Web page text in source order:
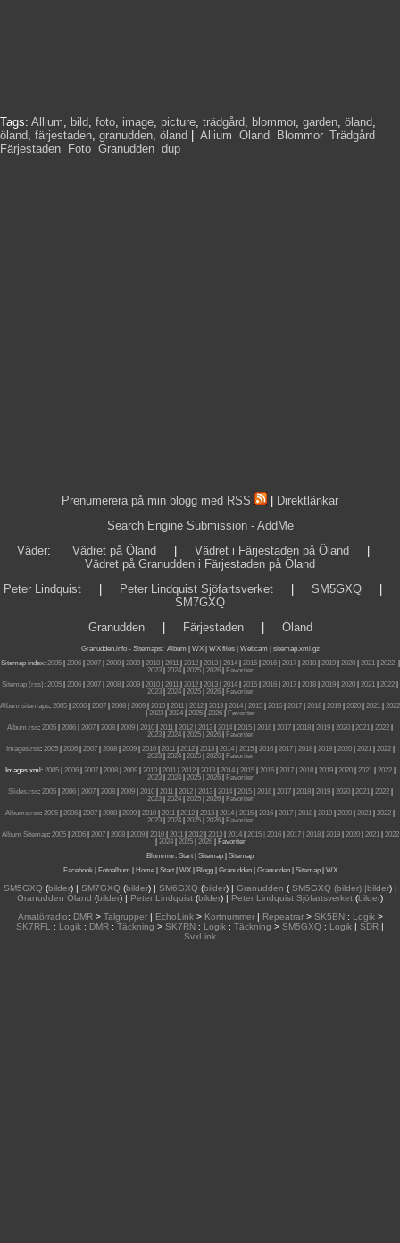
Tags: Allium, bild, foto, image, picture, trädgård, blommor, garden, öland,
öland, färjestaden, granudden, öland Allium Öland Blommor, Trädgård
Färjestaden
Foto Granudden dup
Prenumerera på min blogg med RSS
Direktlänkar
Search Engine Submission - AddMe
Väder: Vädret på Öland Vädret i Färjestaden på Öland
Vädret på Granudden i Färjestaden på Öland
Peter Lindquist
Peter Lindquist Sjöfartsverket SM5GXQ
SM7GXQ
Granudden| Färjestaden| Öland
Granudden.info- Sitemaps: Album WX WX files | Webcam |
sitemap.xml.gz
Sitemap index: 2005| 2006| 2007| 2008| 2009| 2010| 2011| 2012| 2013| 2014| 2015| 2016| 2017| 2018| 2019| 2020| 2021| 2022|
2023| 2024| 2025| 2026|
Favoriter
Sitemap (rss): 2005 2006 2007 2008 2009 2010 2011 2012 2013 2014 2015 2016 2017 2018 2019 2020 2021 2022
2023| 2024| 2025| 2026|
Favoriter
Album sitemaps: 2005 2006 2007 2008 2009 2010 2011 2012 2013 2014 2015 2016 2017 2018 2019 2020 2021
2022
2023| 2024| 2025| 2026|
Favoriter
Album.rss: 2005 2006 2007 2008 2009 2010 2011 2012 2013 2014 2015 2016 2017 2018 2019 2020 2021 2022
2023| 2024| 2025| 2026|
Favoriter
Images.rss: 2005| 2006| 2007| 2008| 2009| 2010| 2011| 2012| 2013| 2014| 2015| 2016| 2017| 2018| 2019| 2020| 2021| 2022|
2023| 2024| 2025| 2026|
Favoriter
Images.xml: 2005| 2006| 2007| 2008| 2009| 2010| 2011| 2012| 2013| 2014| 2015| 2016| 2017| 2018| 2019| 2020| 2021| 2022|
2023| 2024| 2025| 2026|
Favoriter
Slides.rss: 2005| 2006| 2007| 2008| 2009| 2010| 2011| 2012| 2013| 2014| 2015| 2016| 2017| 2018| 2019| 2020| 2021| 2022|
2023| 2024| 2025| 2026|
Favoriter
Albums.rss: 2005 2006 2007 2008 2009 2010 2011 2012 2013 2014 2015 2016 2017 2018 2019 2020 2021 2022
2023| 2024| 2025| 2026|
Favoriter
Album Sitemap: 2005| 2006| 2007| 2008| 2009| 2010| 2011| 2012| 2013| 2014| 2015 | 2016| 2017| 2018| 2019| 2020| 2021| 2022
2024| 2025| 2026|
Favoriter
Blommor: Start Sitemap
Sitemap
Facebook| Fotoalbum Home| Start| WX| Blogg| Granudden| Granudden| Sitemap| WX
SM5GXQ(bilder) | SM7GXQ(bilder) | SM6GXQ(bilder) | Granudden (SM5GXQ (bilder) |bilder) |
Granudden Öland (bilder) | Peter Lindquist (bilder) | Peter Lindquist Sjöfartsverket (bilder)
Amatörradio: DMR> Talgrupper| EchoLink> Kortnummer| Repeatrar> SK5BN: Logik>
SK7RFL
: Logik : DMR : Täckning > SK7RN : Logik : Täckning > SM5GXQ : Logik | SDR |
SvxLink